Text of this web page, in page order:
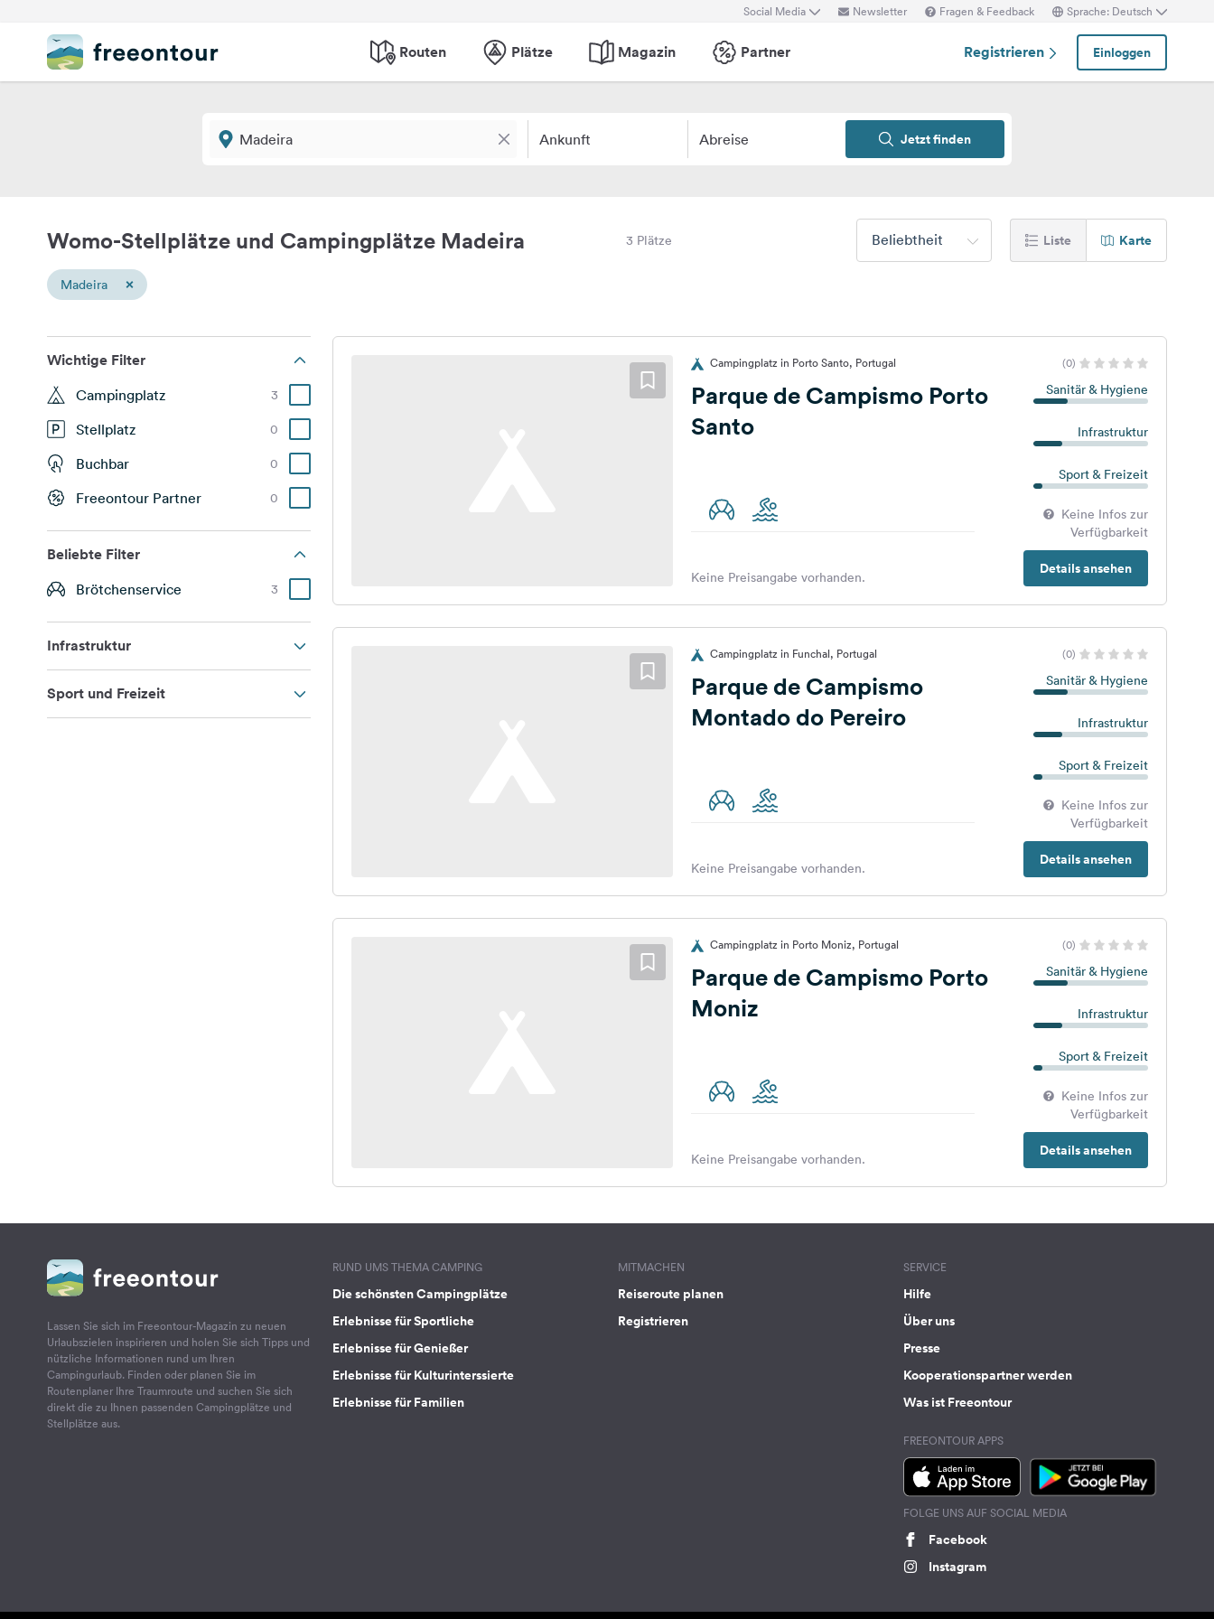
Social Media Newsletter Fragen & Feedback Sprache: Deutsch
Routen Plätze Magazin Partner Registrieren Einloggen
Ankunft Abreise Jetzt finden
Womo-Stellplätze und Campingplätze Madeira 3 Plätze Beliebtheit Liste Karte
Madeira ×
Wichtige Filter
Campingplatz 3
Stellplatz 0
Buchbar 0
Freeontour Partner 0
Beliebte Filter
Brötchenservice 3
Infrastruktur
Sport und Freizeit
Campingplatz in Porto Santo, Portugal (0)
Parque de Campismo Porto
Santo
Sanitär & Hygiene
Infrastruktur
Sport & Freizeit
Keine Infos zur
Verfügbarkeit
Details ansehen
Keine Preisangabe vorhanden.
Campingplatz in Funchal, Portugal (0)
Parque de Campismo
Montado do Pereiro
Sanitär & Hygiene
Infrastruktur
Sport & Freizeit
Keine Infos zur
Verfügbarkeit
Details ansehen
Keine Preisangabe vorhanden.
Campingplatz in Porto Moniz, Portugal (0)
Parque de Campismo Porto
Moniz
Sanitär & Hygiene
Infrastruktur
Sport & Freizeit
Keine Infos zur
Verfügbarkeit
Details ansehen
Keine Preisangabe vorhanden.
Lassen Sie sich im Freeontour-Magazin zu neuen
Urlaubszielen inspirieren und holen Sie sich Tipps und
nützliche Informationen rund um Ihren
Campingurlaub. Finden oder planen Sie im
Routenplaner Ihre Traumroute und suchen Sie sich
direkt die zu Ihnen passenden Campingplätze und
Stellplätze aus.
RUND UMS THEMA CAMPING
Die schönsten Campingplätze
Erlebnisse für Sportliche
Erlebnisse für Genießer
Erlebnisse für Kulturinterssierte
Erlebnisse für Familien
MITMACHEN
Reiseroute planen
Registrieren
SERVICE
Hilfe
Über uns
Presse
Kooperationspartner werden
Was ist Freeontour
FREEONTOUR APPS
FOLGE UNS AUF SOCIAL MEDIA
Facebook
Instagram